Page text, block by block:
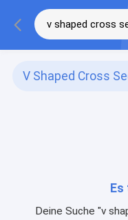
V Shaped Cross
Es
Deine Suche "v